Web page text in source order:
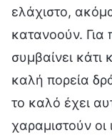
ελάχιστο,
κατανοούν. Για
συμβαίνει κάτι
καλή πορεία
το καλό έχει
χαραμιστούν οι